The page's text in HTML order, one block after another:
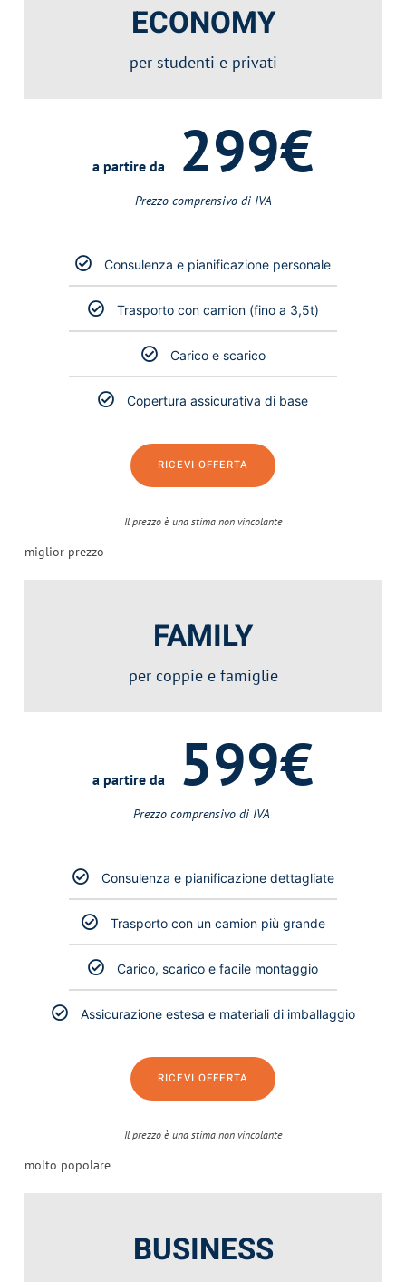
ECONOMY
per studenti e privati
a partire da 299€
Prezzo comprensivo di IVA
Consulenza e pianificazione personale
Trasporto con camion (fino a 3,5t)
Carico e scarico
Copertura assicurativa di base
RICEVI OFFERTA
Il prezzo è una stima non vincolante
miglior prezzo
FAMILY
per coppie e famiglie
a partire da 599€
Prezzo comprensivo di IVA ​
Consulenza e pianificazione dettagliate
Trasporto con un camion più grande
Carico, scarico e facile montaggio
Assicurazione estesa e materiali di imballaggio
RICEVI OFFERTA
Il prezzo è una stima non vincolante​
molto popolare
BUSINESS